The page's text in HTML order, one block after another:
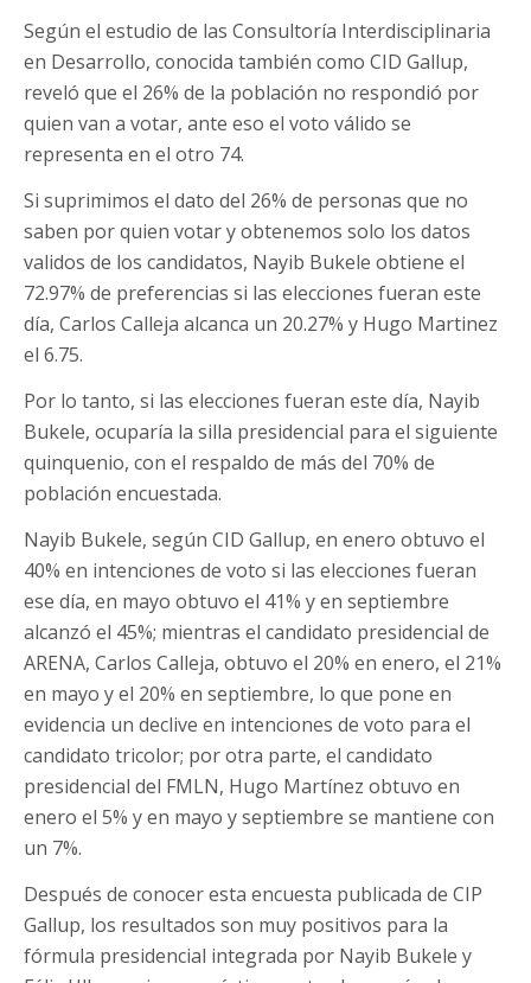
Según el estudio de las Consultoría Interdisciplinaria
en Desarrollo, conocida también como CID Gallup,
reveló que el 26% de la población no respondió por
quien van a votar, ante eso el voto válido se
representa en el otro 74.
Si suprimimos el dato del 26% de personas que no
saben por quien votar y obtenemos solo los datos
validos de los candidatos, Nayib Bukele obtiene el
72.97% de preferencias si las elecciones fueran este
día, Carlos Calleja alcanca un 20.27% y Hugo Martinez
el 6.75.
Por lo tanto, si las elecciones fueran este día, Nayib
Bukele, ocuparía la silla presidencial para el siguiente
quinquenio, con el respaldo de más del 70% de
población encuestada.
Nayib Bukele, según CID Gallup, en enero obtuvo el
40% en intenciones de voto si las elecciones fueran
ese día, en mayo obtuvo el 41% y en septiembre
alcanzó el 45%; mientras el candidato presidencial de
ARENA, Carlos Calleja, obtuvo el 20% en enero, el 21%
en mayo y el 20% en septiembre, lo que pone en
evidencia un declive en intenciones de voto para el
candidato tricolor; por otra parte, el candidato
presidencial del FMLN, Hugo Martínez obtuvo en
enero el 5% y en mayo y septiembre se mantiene con
un 7%.
Después de conocer esta encuesta publicada de CIP
Gallup, los resultados son muy positivos para la
fórmula presidencial integrada por Nayib Bukele y